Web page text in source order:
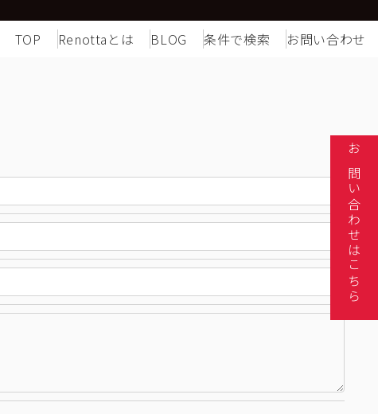
TOP Renottaとは BLOG 条件で検索 お問い合わせ
お問い合わせはこちら